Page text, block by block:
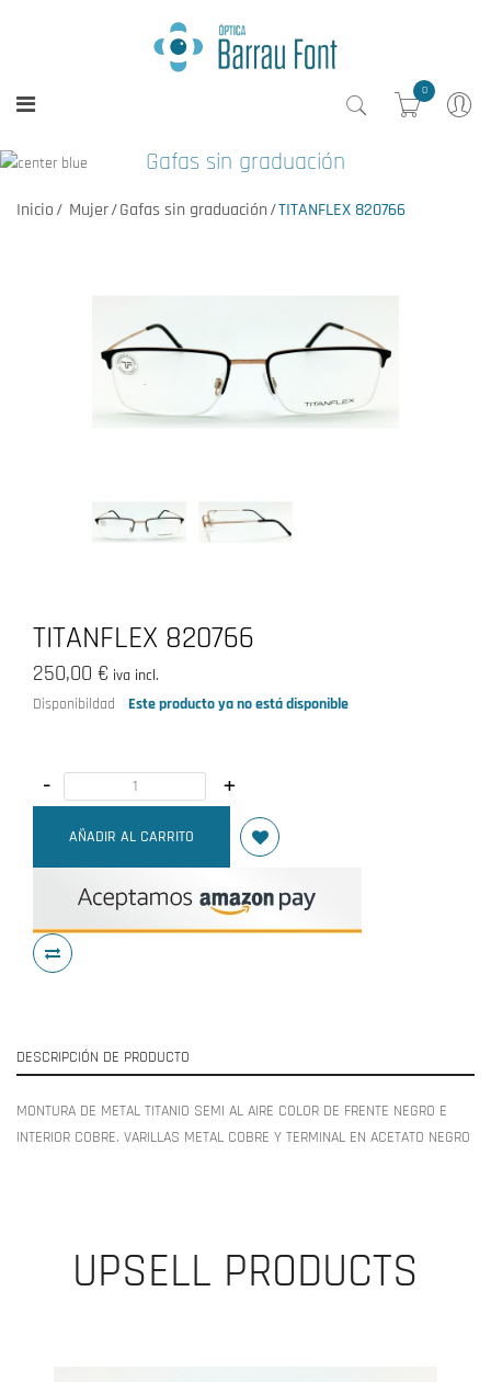
0
Gafas sin graduación
Inicio Mujer Gafas sin graduación TITANFLEX 820766
TITANFLEX 820766
250,00 € iva incl.
Disponibildad
Este producto ya no está disponible
- +
AÑADIR AL CARRITO
DESCRIPCIÓN DE PRODUCTO
MONTURA DE METAL TITANIO SEMI AL AIRE COLOR DE FRENTE NEGRO E
INTERIOR COBRE. VARILLAS METAL COBRE Y TERMINAL EN ACETATO NEGRO
UPSELL PRODUCTS